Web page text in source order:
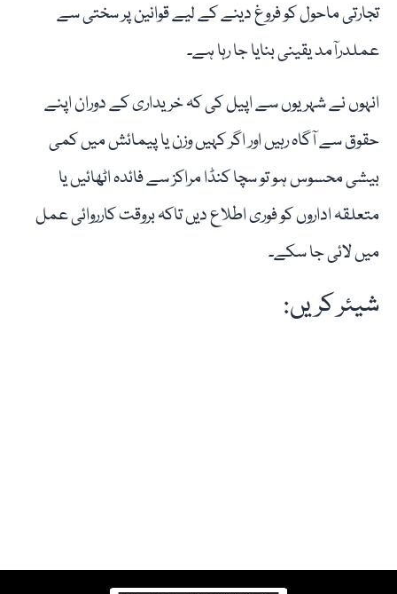
تجارتی ماحول کو فروغ دینے کے لیے قوانین پر سختی سے
عملدرآمد یقینی بنایا جا رہا ہے۔
انہوں نے شہریوں سے اپیل کی کہ خریداری کے دوران اپنے
حقوق سے آگاہ رہیں اور اگر کہیں وزن یا پیمائش میں کمی
بیشی محسوس ہو تو سچا کنڈا مراکز سے فائدہ اٹھائیں یا
متعلقہ اداروں کو فوری اطلاع دیں تاکہ بروقت کارروائی عمل
میں لائی جا سکے۔
شیئر کریں: